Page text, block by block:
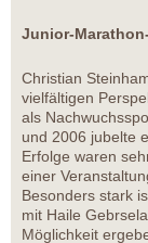
Junior-
Christian
vielfältigen
als
und 2006 jubelte
Erfolge waren
einer
Besonders stark
mit Haile
Möglichkeit